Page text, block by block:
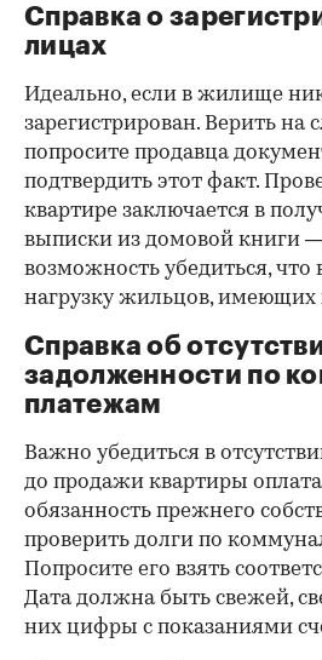
Справка о
лицах
Идеально, если в жилище
зарегистрирован. Верить на
попросите продавца
подтвердить этот факт.
квартире заключается в
выписки из домовой книги —
возможность убедиться, что
нагрузку жильцов, имеющих
Справка об
задолженности по
платежам
Важно убедиться в
до продажи квартиры
обязанность прежнего
проверить долги по
Попросите его взять
Дата должна быть свежей,
них цифры с показаниями